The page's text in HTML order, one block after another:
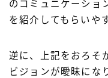
のコミュニケーショ
を紹介してもらいや
逆に、上記をおろそ
ビジョンが曖昧にな